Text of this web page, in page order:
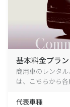
基本料金プラン
商用車のレンタ
は、こちらから各
代表車種